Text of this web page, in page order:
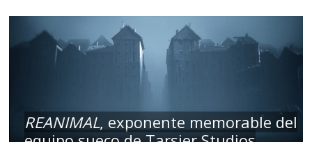
REANIMAL, exponente memorable del